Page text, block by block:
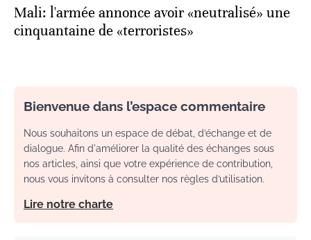
Mali: l'armée annonce avoir «neutralisé» une
cinquantaine de «terroristes»
Bienvenue dans l’espace commentaire
Nous souhaitons un espace de débat, d’échange et de
dialogue. Afin d'améliorer la qualité des échanges sous
nos articles, ainsi que votre expérience de contribution,
nous vous invitons à consulter nos règles d’utilisation.
Lire notre charte